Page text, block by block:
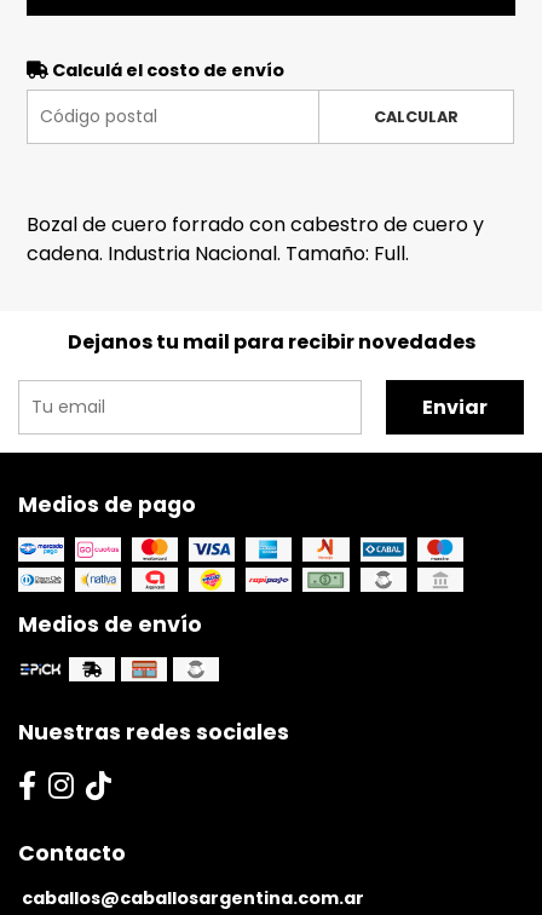
Calculá el costo de envío
CALCULAR
Bozal de cuero forrado con cabestro de cuero y
cadena. Industria Nacional. Tamaño: Full.
Dejanos tu mail para recibir novedades
Enviar
Medios de pago
Medios de envío
Nuestras redes sociales
Contacto
caballos@caballosargentina.com.ar